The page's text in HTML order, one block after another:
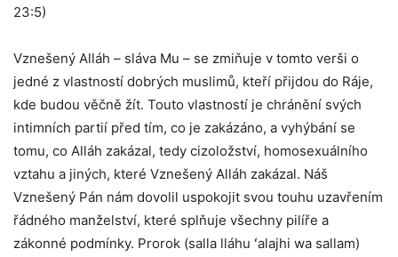
23:5)
Vznešený Alláh – sláva Mu – se zmiňuje v tomto verši o
jedné z vlastností dobrých muslimů, kteří přijdou do Ráje,
kde budou věčně žít. Touto vlastností je chránění svých
intimních partií před tím, co je zakázáno, a vyhýbání se
tomu, co Alláh zakázal, tedy cizoložství, homosexuálního
vztahu a jiných, které Vznešený Alláh zakázal. Náš
Vznešený Pán nám dovolil uspokojit svou touhu uzavřením
řádného manželství, které splňuje všechny pilíře a
zákonné podmínky. Prorok (salla lláhu ʻalajhi wa sallam)